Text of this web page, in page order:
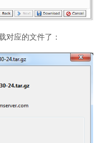
对应的文件了：